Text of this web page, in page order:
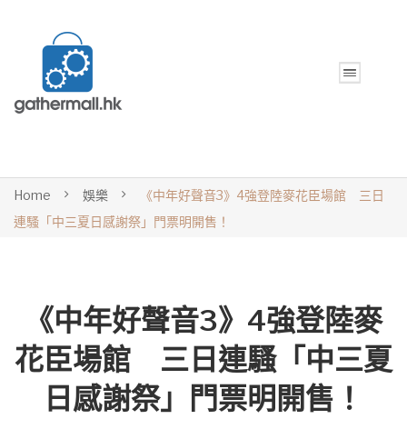
Home 娛樂
《中年好聲音3》4強登陸麥花臣場館 三日
連騷「中三夏日感謝祭」門票明開售！
《中年好聲音3》4強登陸麥
花臣場館 三日連騷「中三夏
日感謝祭」門票明開售！